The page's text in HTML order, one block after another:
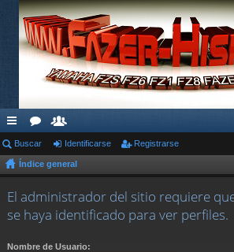
nl
ac
es
rá
or
os
su
ari
os
Buscar Identificarse Registrarse
Índice general
El administrador del sitio requiere
se haya identificado para ver perfiles.
Nombre de Usuario: